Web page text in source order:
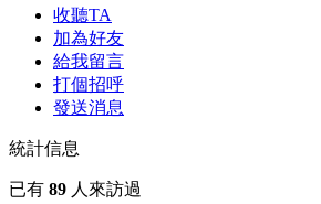
收聽TA
加為好友
給我留言
打個招呼
發送消息
統計信息
已有 89 人來訪過